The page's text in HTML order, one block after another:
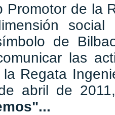
Promotor de la
de
las
la Regata
abril de